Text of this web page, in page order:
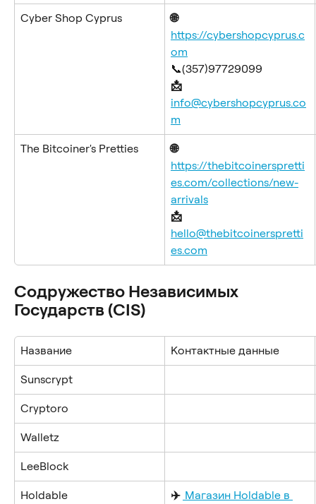
Cyber Shop Cyprus
🌐
https://cybershopcyprus.c
om
📞(357)97729099
📩
info@cybershopcyprus.co
m
The Bitcoiner's Pretties
🌐
https://thebitcoinerspretti
es.com/collections/new-
arrivals
📩
hello@thebitcoinerspretti
es.com
Содружество Независимых
Государств (CIS)
Название Контактные данные
Sunscrypt
Cryptoro
Walletz
LeeBlock
Holdable ✈️ Магазин Holdable в